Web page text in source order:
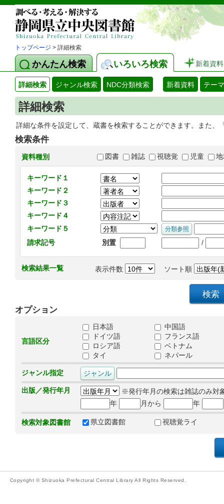
トップページ > 詳細検索
かんたん検索 いろいろ検索 新着資料
詳細検索 ジャンル検索 NDC分類検索 新着資料 テー
詳細検索
詳細な条件を設定して、蔵書を検索することができます。また
検索条件
資料種別 図書 雑誌 視聴覚 児童
キーワード１
キーワード２
キーワード３
キーワード４
キーワード５
請求記号
別置 /
検索結果一覧 表示件数 ソート順
オプション
言語区分
日本語
中国語
ドイツ語
フランス語
ロシア語
ベトナム
タイ
ネパール
ジャンル指定
出版／発行年月
※発行年月の検索は雑誌のみ対
年
月から 年
検索対象図書館 県立図書館 視聴覚ライ
Copyright © Shizuoka Prefectural Central Library All Rights Reserved.